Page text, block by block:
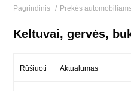
Pagrindinis Prekės
Keltuvai, gervės,
Rūšiuoti Aktualumas